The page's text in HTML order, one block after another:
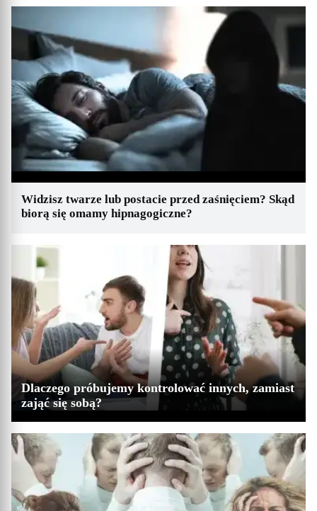
Widzisz twarze lub postacie przed zaśnięciem? Skąd
biorą się omamy hipnagogiczne?
Dlaczego próbujemy kontrolować innych, zamiast
zająć się sobą?